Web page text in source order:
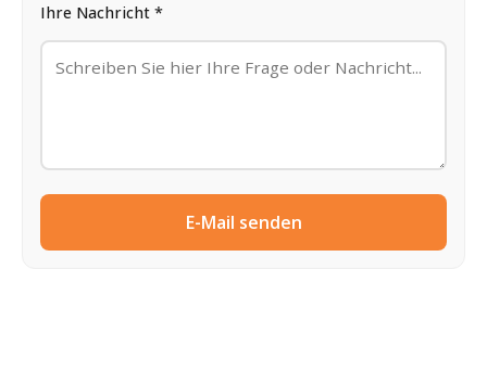
Ihre Nachricht *
E-Mail senden